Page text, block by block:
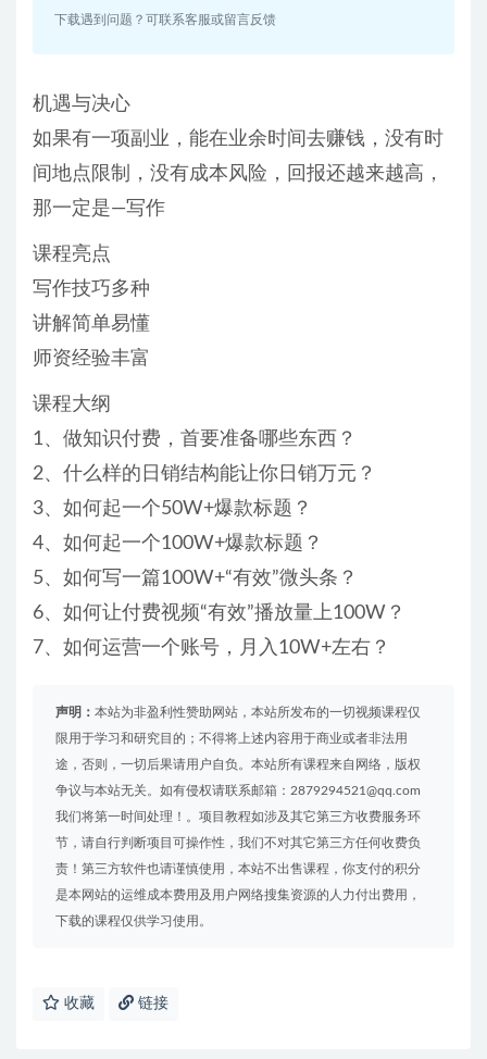
下载遇到问题？可联系客服或留言反馈
机遇与决心
如果有一项副业，能在业余时间去赚钱，没有时
间地点限制，没有成本风险，回报还越来越高，
那一定是—写作
课程亮点
写作技巧多种
讲解简单易懂
师资经验丰富
课程大纲
1、做知识付费，首要准备哪些东西？
2、什么样的日销结构能让你日销万元？
3、如何起一个50W+爆款标题？
4、如何起一个100W+爆款标题？
5、如何写一篇100W+“有效”微头条？
6、如何让付费视频“有效”播放量上100W？
7、如何运营一个账号，月入10W+左右？
声明： 本站为非盈利性赞助网站，本站所发布的一切视频课程仅
限用于学习和研究目的；不得将上述内容用于商业或者非法用
途，否则，一切后果请用户自负。本站所有课程来自网络，版权
争议与本站无关。如有侵权请联系邮箱：2879294521@qq.com
我们将第一时间处理！。项目教程如涉及其它第三方收费服务环
节，请自行判断项目可操作性，我们不对其它第三方任何收费负
责！第三方软件也请谨慎使用，本站不出售课程，你支付的积分
是本网站的运维成本费用及用户网络搜集资源的人力付出费用，
下载的课程仅供学习使用。
收藏 链接